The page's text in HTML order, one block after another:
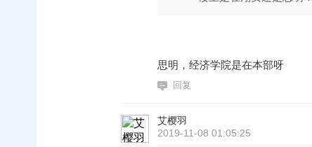
思明，经济学院是在本部呀
回复
艾樱羽
2019-11-08 01:05:25